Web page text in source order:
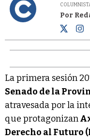
Por
La primera sesión
Senado de la
atravesada por la
que protagonizan
Derecho al Futuro